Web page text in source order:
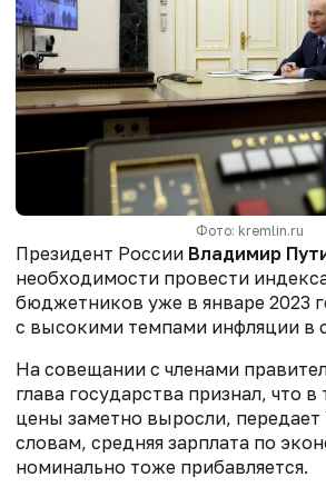
Фото: kremlin.ru
Президент России Владимир
необходимости провести
бюджетников уже в январе 2023
с высокими темпами инфляции в
На совещании с членами
глава государства признал, что
цены заметно выросли, передает
словам, средняя зарплата по
номинально тоже прибавляется.